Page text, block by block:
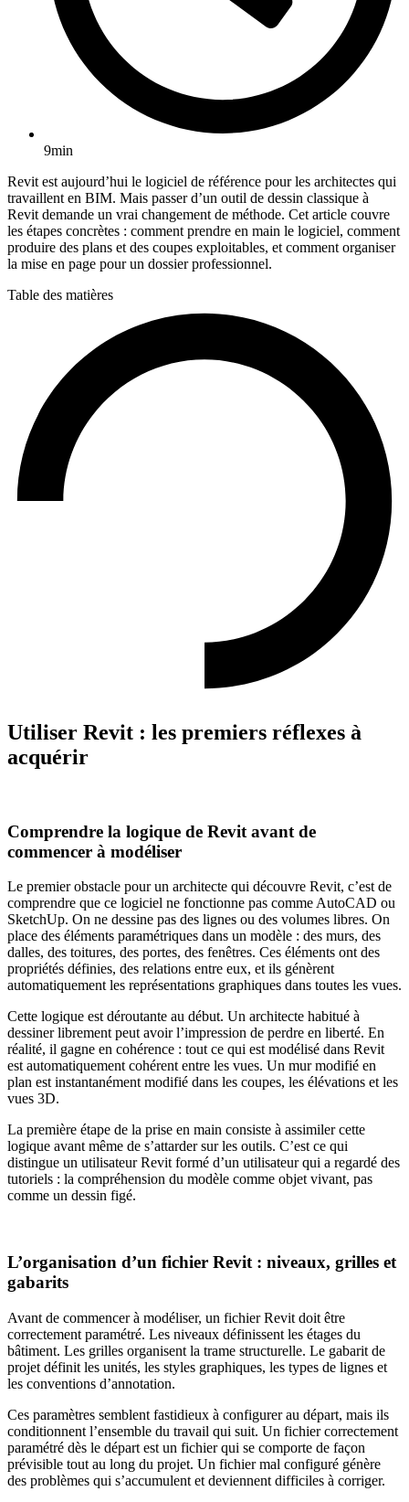
9min
Revit est aujourd’hui le logiciel de référence pour les architectes qui
travaillent en BIM. Mais passer d’un outil de dessin classique à
Revit demande un vrai changement de méthode. Cet article couvre
les étapes concrètes : comment prendre en main le logiciel, comment
produire des plans et des coupes exploitables, et comment organiser
la mise en page pour un dossier professionnel.
Table des matières
Utiliser Revit : les premiers réflexes à
acquérir
Comprendre la logique de Revit avant de
commencer à modéliser
Le premier obstacle pour un architecte qui découvre Revit, c’est de
comprendre que ce logiciel ne fonctionne pas comme AutoCAD ou
SketchUp. On ne dessine pas des lignes ou des volumes libres. On
place des éléments paramétriques dans un modèle : des murs, des
dalles, des toitures, des portes, des fenêtres. Ces éléments ont des
propriétés définies, des relations entre eux, et ils génèrent
automatiquement les représentations graphiques dans toutes les vues.
Cette logique est déroutante au début. Un architecte habitué à
dessiner librement peut avoir l’impression de perdre en liberté. En
réalité, il gagne en cohérence : tout ce qui est modélisé dans Revit
est automatiquement cohérent entre les vues. Un mur modifié en
plan est instantanément modifié dans les coupes, les élévations et les
vues 3D.
La première étape de la prise en main consiste à assimiler cette
logique avant même de s’attarder sur les outils. C’est ce qui
distingue un utilisateur Revit formé d’un utilisateur qui a regardé des
tutoriels : la compréhension du modèle comme objet vivant, pas
comme un dessin figé.
L’organisation d’un fichier Revit : niveaux, grilles et
gabarits
Avant de commencer à modéliser, un fichier Revit doit être
correctement paramétré. Les niveaux définissent les étages du
bâtiment. Les grilles organisent la trame structurelle. Le gabarit de
projet définit les unités, les styles graphiques, les types de lignes et
les conventions d’annotation.
Ces paramètres semblent fastidieux à configurer au départ, mais ils
conditionnent l’ensemble du travail qui suit. Un fichier correctement
paramétré dès le départ est un fichier qui se comporte de façon
prévisible tout au long du projet. Un fichier mal configuré génère
des problèmes qui s’accumulent et deviennent difficiles à corriger.